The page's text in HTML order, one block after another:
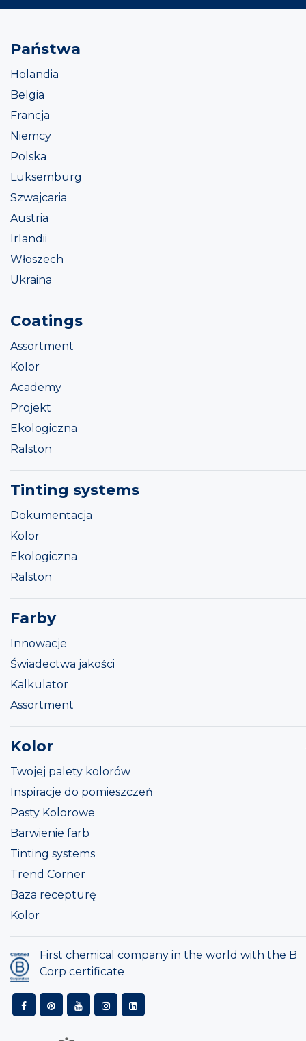
Państwa
Holandia
Belgia
Francja
Niemcy
Polska
Luksemburg
Szwajcaria
Austria
Irlandii
Włoszech
Ukraina
Coatings
Assortment
Kolor
Academy
Projekt
Ekologiczna
Ralston
Tinting systems
Dokumentacja
Kolor
Ekologiczna
Ralston
Farby
Innowacje
Świadectwa jakości
Kalkulator
Assortment
Kolor
Twojej palety kolorów
Inspiracje do pomieszczeń
Pasty Kolorowe
Barwienie farb
Tinting systems
Trend Corner
Baza recepturę
Kolor
First chemical company in the world with the B
Corp certificate